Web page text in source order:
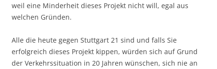
weil eine Minderheit dieses Projekt nicht will, egal aus
welchen Gründen.
Alle die heute gegen Stuttgart 21 sind und falls Sie
erfolgreich dieses Projekt kippen, würden sich auf Grund
der Verkehrssituation in 20 Jahren wünschen, sich nie an